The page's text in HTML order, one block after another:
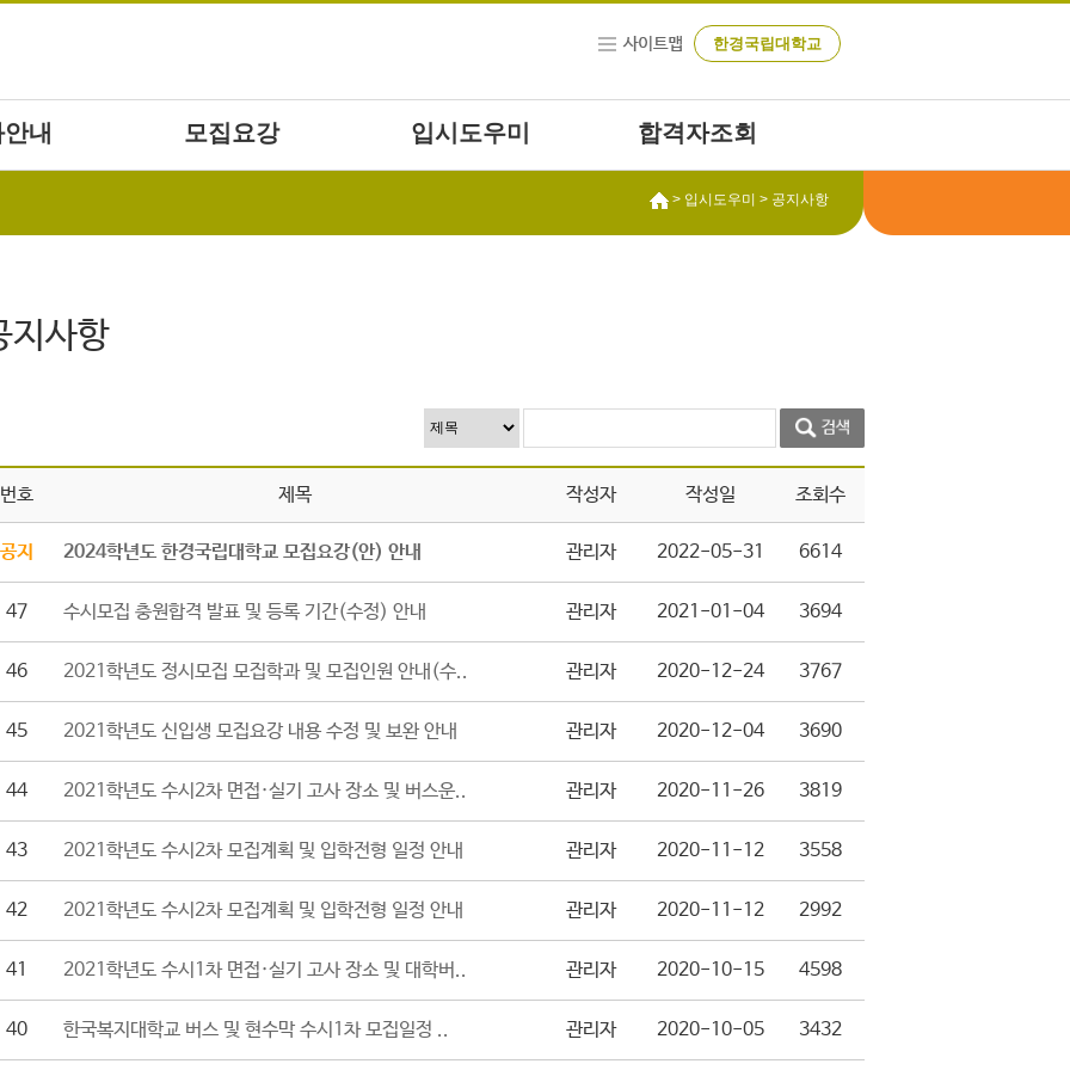
한경국립대학교
내 모집요강 입시도우미 합격자조회
> 입시도우미 > 공지사항
지사항
번호 제목 작성자 작성일 조회수
공지 2024학년도 한경국립대학교 모집요강(안) 안내 관리자 2022-05-31 6614
47 수시모집 충원합격 발표 및 등록 기간(수정) 안내 관리자 2021-01-04 3694
46 2021학년도 정시모집 모집학과 및 모집인원 안내(수.. 관리자 2020-12-24 3767
45 2021학년도 신입생 모집요강 내용 수정 및 보완 안내 관리자 2020-12-04 3690
44 2021학년도 수시2차 면접·실기 고사 장소 및 버스운.. 관리자 2020-11-26 3819
43 2021학년도 수시2차 모집계획 및 입학전형 일정 안내 관리자 2020-11-12 3558
42 2021학년도 수시2차 모집계획 및 입학전형 일정 안내 관리자 2020-11-12 2992
41 2021학년도 수시1차 면접·실기 고사 장소 및 대학버.. 관리자 2020-10-15 4598
40 한국복지대학교 버스 및 현수막 수시1차 모집일정 .. 관리자 2020-10-05 3432